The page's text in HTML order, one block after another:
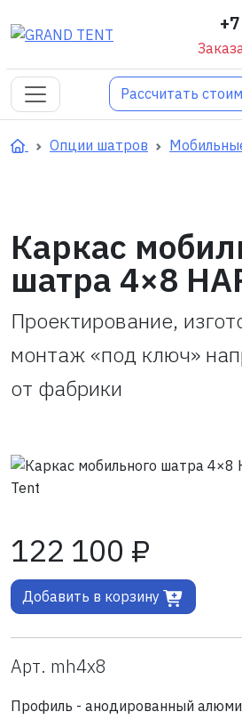
Рассчитать
Опции шатров
Каркас
шатра 4×8
Проектирование,
монтаж «под ключ»
от фабрики
122 100 ₽
Добавить в корзину
Арт. mh4x8
Профиль - анодированный